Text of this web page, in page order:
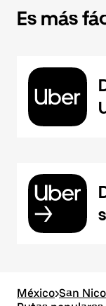
Es más
México>San